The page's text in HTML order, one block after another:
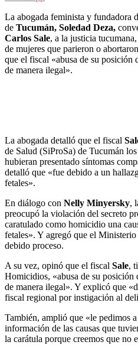
La abogada feminista y fundadora
de Tucumán, Soledad Deza,
Carlos Sale, a la justicia
de mujeres que parieron o
que el fiscal «abusa de su posición
de manera ilegal».
La abogada detalló que el fiscal
de Salud (SiProSa) de Tucumán
hubieran presentado síntomas
detalló que «fue debido a un
fetales».
En diálogo con Nelly Minyersky,
preocupó la violación del secreto
caratulado como homicidio una
fetales». Y agregó que el
debido proceso.
A su vez, opinó que el fiscal Sale,
Homicidios, «abusa de su posición
de manera ilegal». Y explicó que
fiscal regional por instigación al
También, amplió que «le pedimos
información de las causas que
la carátula porque creemos que no